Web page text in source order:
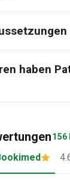
haben
156
Bookimed